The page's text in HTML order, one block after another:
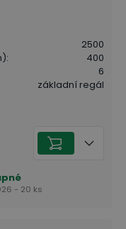
2500
:
400
6
základní regál
- 20 ks